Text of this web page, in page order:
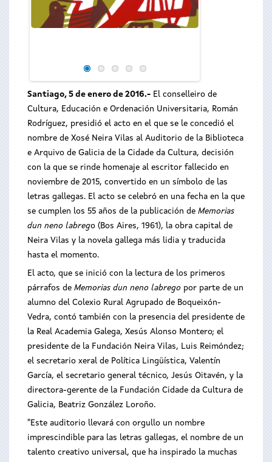
Santiago, 5 de enero de 2016.- El conselleiro de
Cultura, Educación e Ordenación Universitaria, Román
Rodríguez, presidió el acto en el que se le concedió el
nombre de Xosé Neira Vilas al Auditorio de la Biblioteca
e Arquivo de Galicia de la Cidade da Cultura, decisión
con la que se rinde homenaje al escritor fallecido en
noviembre de 2015, convertido en un símbolo de las
letras gallegas. El acto se celebró en una fecha en la que
se cumplen los 55 años de la publicación de Memorias
dun neno labrego (Bos Aires, 1961), la obra capital de
Neira Vilas y la novela gallega más lidia y traducida
hasta el momento.
El acto, que se inició con la lectura de los primeros
párrafos de Memorias dun neno labrego por parte de un
alumno del Colexio Rural Agrupado de Boqueixón-
Vedra, contó también con la presencia del presidente de
la Real Academia Galega, Xesús Alonso Montero; el
presidente de la Fundación Neira Vilas, Luis Reimóndez;
el secretario xeral de Política Lingüística, Valentín
García, el secretario general técnico, Jesús Oitavén, y la
directora-gerente de la Fundación Cidade da Cultura de
Galicia, Beatriz González Loroño.
"Este auditorio llevará con orgullo un nombre
imprescindible para las letras gallegas, el nombre de un
talento creativo universal, que ha inspirado la muchas